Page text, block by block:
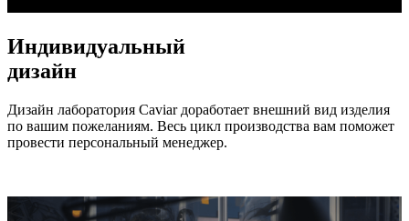
Индивидуальный
дизайн
Дизайн лаборатория Caviar доработает внешний вид изделия
по вашим пожеланиям. Весь цикл производства вам поможет
провести персональный менеджер.